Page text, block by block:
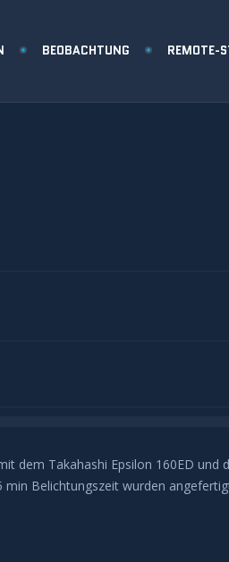
BEOBACHTUNG REMOTE-
dem Takahashi Epsilon 160ED und
Belichtungszeit wurden